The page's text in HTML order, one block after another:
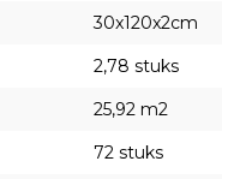
30x120x2cm
2,78 stuks
25,92 m2
72 stuks